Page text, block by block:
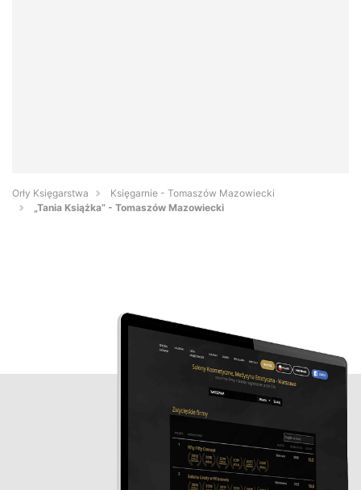
Orły Księgarstwa
Księgarnie - Tomaszów Mazowiecki
„Tania Książka” - Tomaszów Mazowiecki